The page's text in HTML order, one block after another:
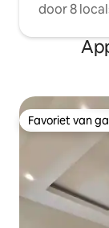
door 8
Favoriet van
Favoriet van